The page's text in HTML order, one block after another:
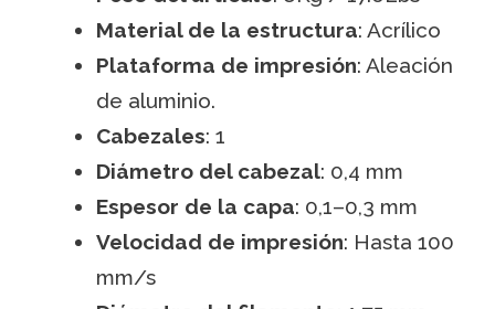
Material de la estructura: Acrílico
Plataforma de impresión: Aleación
de aluminio.
Cabezales: 1
Diámetro del cabezal: 0,4 mm
Espesor de la capa: 0,1–0,3 mm
Velocidad de impresión: Hasta 100
mm/s